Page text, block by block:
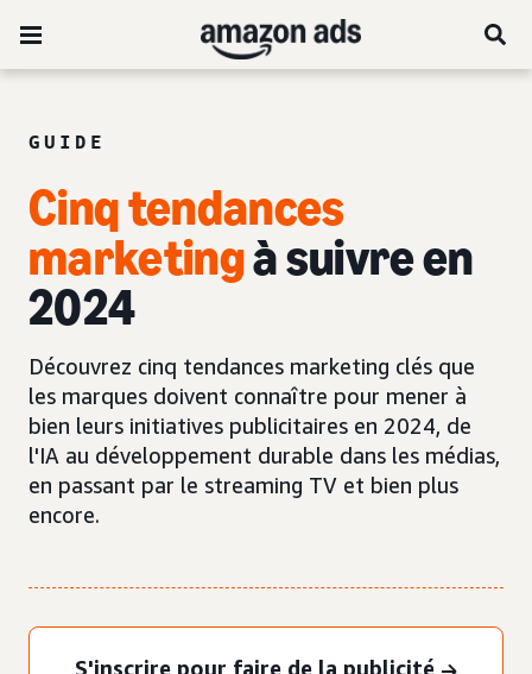
GUIDE
Cinq tendances
marketingà suivre en
2024
Découvrez cinq tendances marketing clés que
les marques doivent connaître pour mener à
bien leurs initiatives publicitaires en 2024, de
l'IA au développement durable dans les médias,
en passant par le streaming TV et bien plus
encore.
S'inscrire pour faire de la publicité